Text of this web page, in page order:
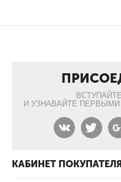
И УЗНАВАЙТЕ
КАБИНЕТ ПОКУПАТЕЛЯ